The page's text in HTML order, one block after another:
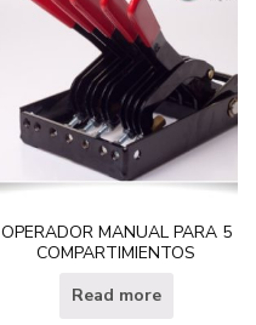
OPERADOR MANUAL PARA 5
COMPARTIMIENTOS
Read more